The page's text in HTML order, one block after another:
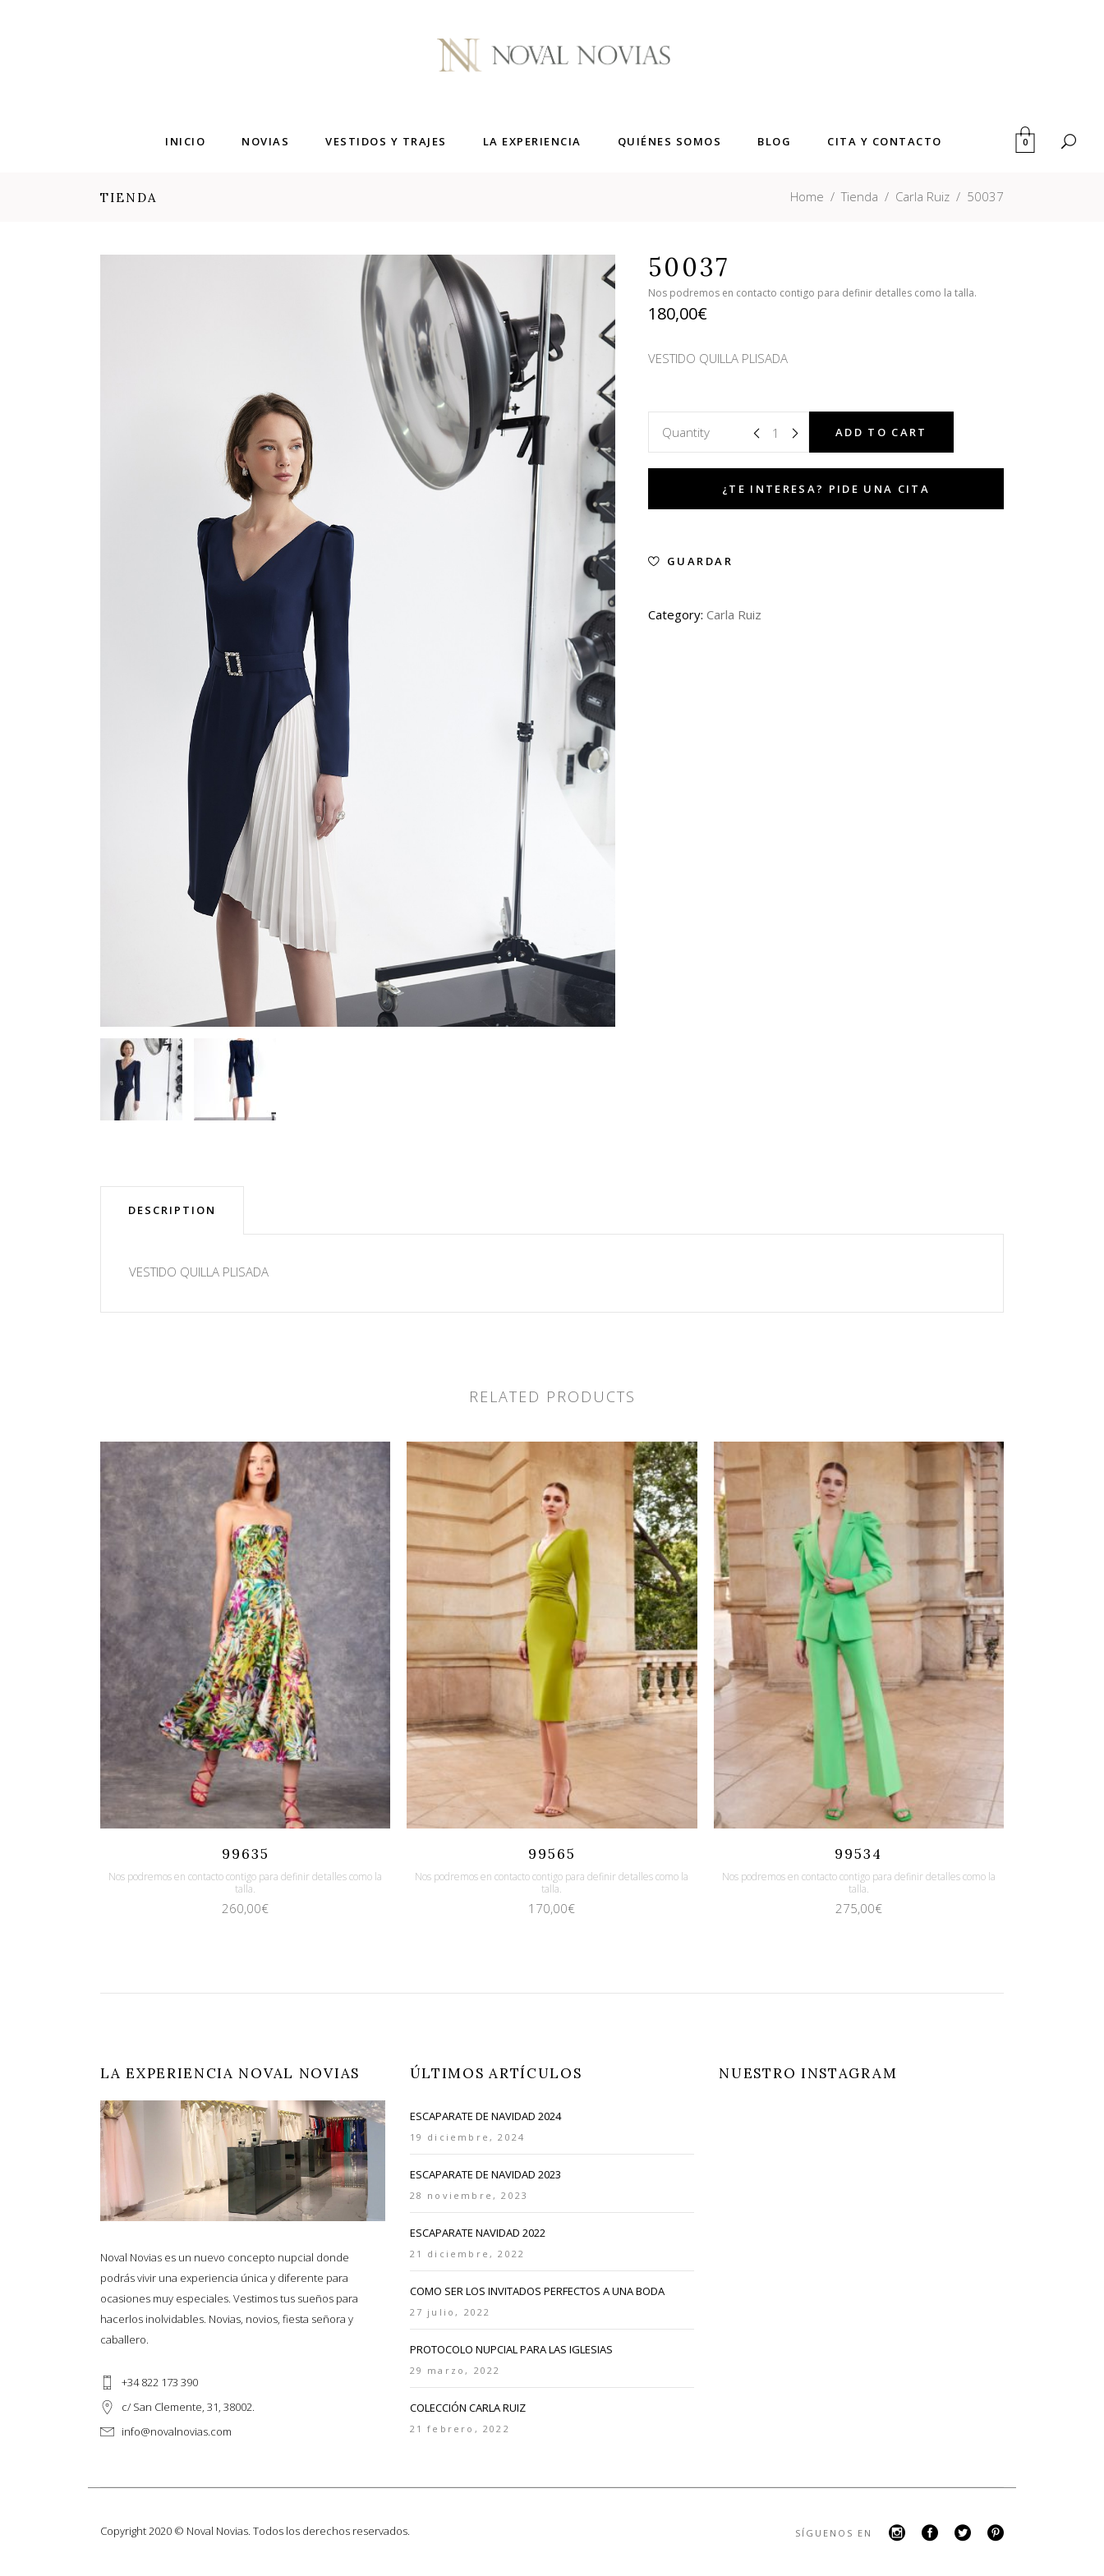
INICIO NOVIAS VESTIDOS Y TRAJES LA EXPERIENCIA QUIÉNES SOMOS BLOG CITA Y CONTACTO 0
TIENDA Home /Tienda / Carla Ruiz / 50037
50037
Nos podremos en contacto contigo para definir detalles como la talla.
180,00€
VESTIDO QUILLA PLISADA
Quantity ADD TO CART
GUARDAR
Category: Carla Ruiz
DESCRIPTION
VESTIDO QUILLA PLISADA
RELATED PRODUCTS
99635
Nos podremos en contacto contigo para definir detalles como la
talla.
260,00€
99565
Nos podremos en contacto contigo para definir detalles como la
talla.
170,00€
99534
Nos podremos en contacto contigo para definir detalles como la
talla.
275,00€
LA EXPERIENCIA NOVAL NOVIAS
Noval Novias es un nuevo concepto nupcial donde
podrás vivir una experiencia única y diferente para
ocasiones muy especiales. Vestimos tus sueños para
hacerlos inolvidables. Novias, novios, fiesta señora y
caballero.
+34 822 173 390
c/ San Clemente, 31, 38002.
info@novalnovias.com
ÚLTIMOS ARTÍCULOS
ESCAPARATE DE NAVIDAD 2024
19 diciembre, 2024
ESCAPARATE DE NAVIDAD 2023
28 noviembre, 2023
ESCAPARATE NAVIDAD 2022
21 diciembre, 2022
COMO SER LOS INVITADOS PERFECTOS A UNA BODA
27 julio, 2022
PROTOCOLO NUPCIAL PARA LAS IGLESIAS
29 marzo, 2022
COLECCIÓN CARLA RUIZ
21 febrero, 2022
NUESTRO INSTAGRAM
Copyright 2020 © Noval Novias. Todos los derechos reservados. SÍGUENOS EN